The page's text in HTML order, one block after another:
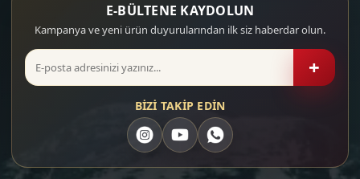
E-BÜLTENE KAYDOLUN
Kampanya ve yeni ürün duyurularından ilk siz haberdar olun.
+
BİZİ TAKİP EDİN